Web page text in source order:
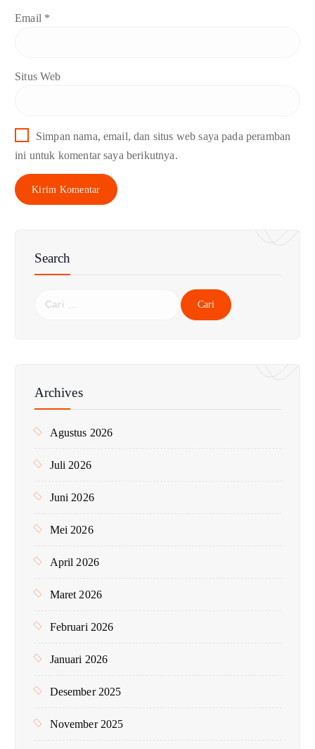
Email *
Situs Web
Simpan nama, email, dan situs web saya pada peramban
ini untuk komentar saya berikutnya.
Search
n
k
Archives
Agustus 2026
Juli 2026
Juni 2026
Mei 2026
April 2026
Maret 2026
Februari 2026
Januari 2026
Desember 2025
November 2025